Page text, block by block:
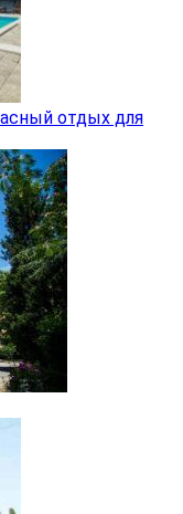
отдых для